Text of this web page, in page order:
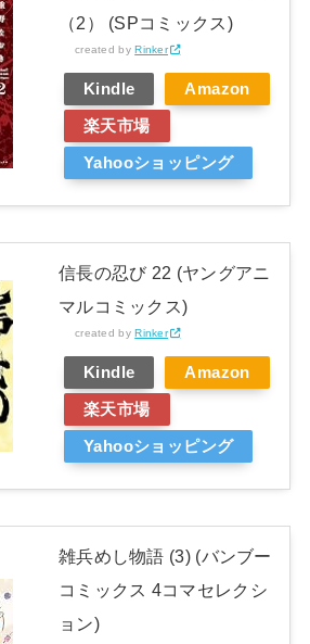
（2） (SPコミックス)
created byRinker
Kindle Amazon
楽天市場
Yahooショッピング
信長の忍び 22 (ヤングアニ
マルコミックス)
created byRinker
Kindle Amazon
楽天市場
Yahooショッピング
雑兵めし物語 (3) (バンブー
コミックス 4コマセレクシ
ョン)